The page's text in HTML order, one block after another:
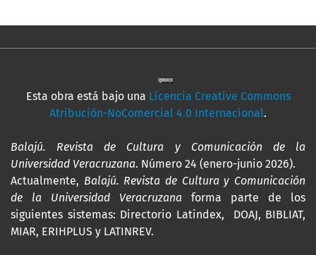
Esta obra está bajo una Licencia Creative Commons
Atribución-NoComercial 4.0 Internacional.
Balajú. Revista de Cultura y Comunicación de la
Universidad Veracruzana. Número 24 (enero-junio 2026).
Actualmente, Balajú. Revista de Cultura y Comunicación
de la Universidad Veracruzana forma parte de los
siguientes sistemas: Directorio Latindex, DOAJ, BIBLIAT,
MIAR, ERIHPLUS y LATINREV.